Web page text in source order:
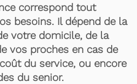
correspond tout
besoins. Il dépend de la
votre domicile, de la
vos proches en cas de
du service, ou encore
du senior.